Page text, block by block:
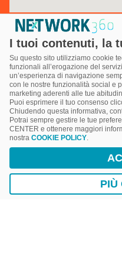
I tuoi contenuti, la
Su questo sito utilizziamo cookie
funzionali all’erogazione del
un’esperienza di navigazione
con le nostre funzionalità social e
marketing aderenti alle tue
Puoi esprimere il tuo consenso
Chiudendo questa informativa,
Potrai sempre gestire le tue
CENTER e ottenere maggiori
nostra COOKIE POLICY.
PIÙ